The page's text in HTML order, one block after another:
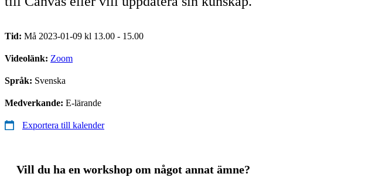
Tid: Må 2023-01-09 kl 13.00 - 15.00
Videolänk: Zoom
Språk: Svenska
Medverkande: E-lärande
Exportera till kalender
Vill du ha en workshop om något annat ämne?